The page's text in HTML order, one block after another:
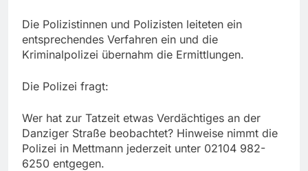
Die Polizistinnen und Polizisten leiteten ein
entsprechendes Verfahren ein und die
Kriminalpolizei übernahm die Ermittlungen.
Die Polizei fragt:
Wer hat zur Tatzeit etwas Verdächtiges an der
Danziger Straße beobachtet? Hinweise nimmt die
Polizei in Mettmann jederzeit unter 02104 982-
6250 entgegen.